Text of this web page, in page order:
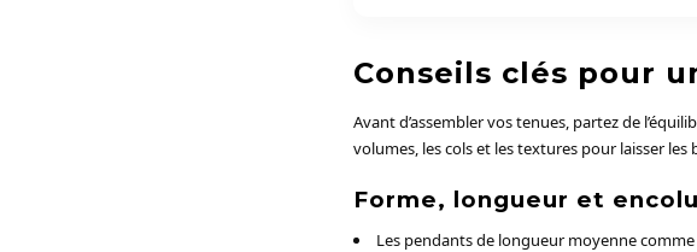
Conseils clés pour
Avant d’assembler vos tenues, partez de
volumes, les cols et les textures pour laisser
Forme, longueur et
Les pendants de longueur moyenne